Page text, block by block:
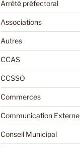
Arrêté préfectoral
Associations
Autres
CCAS
CCSSO
Commerces
Communication Externe
Conseil Municipal